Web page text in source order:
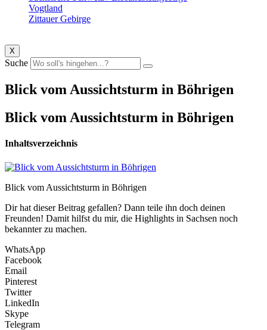
Vogtland
Zittauer Gebirge
X
Suche
Blick vom Aussichtsturm in Böhrigen
Blick vom Aussichtsturm in Böhrigen
Inhaltsverzeichnis
Blick vom Aussichtsturm in Böhrigen
Dir hat dieser Beitrag gefallen? Dann teile ihn doch deinen
Freunden! Damit hilfst du mir, die Highlights in Sachsen noch
bekannter zu machen.
WhatsApp
Facebook
Email
Pinterest
Twitter
LinkedIn
Skype
Telegram